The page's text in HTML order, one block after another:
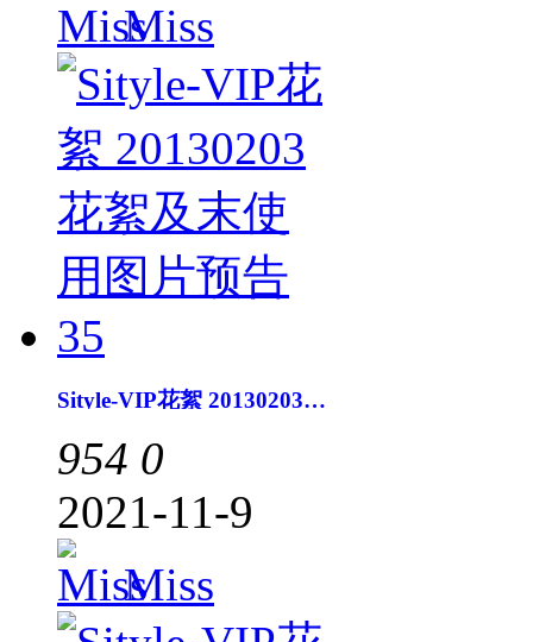
Miss
Sityle-VIP花絮 20130203花絮及末使用图片预告35
954 0
2021-11-9
Miss